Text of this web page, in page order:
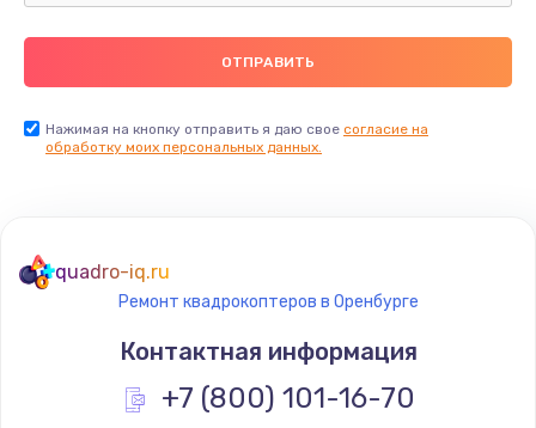
Нажимая на кнопку отправить я даю свое согласие на
обработку моих персональных данных.
quadro-iq.ru
Ремонт квадрокоптеров в Оренбурге
Контактная информация
+7 (800) 101-16-70